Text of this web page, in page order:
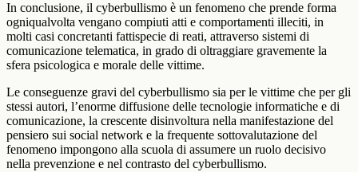
In conclusione, il cyberbullismo è un fenomeno che prende forma
ogniqualvolta vengano compiuti atti e comportamenti illeciti, in
molti casi concretanti fattispecie di reati, attraverso sistemi di
comunicazione telematica, in grado di oltraggiare gravemente la
sfera psicologica e morale delle vittime.
Le conseguenze gravi del cyberbullismo sia per le vittime che per gli
stessi autori, l’enorme diffusione delle tecnologie informatiche e di
comunicazione, la crescente disinvoltura nella manifestazione del
pensiero sui social network e la frequente sottovalutazione del
fenomeno impongono alla scuola di assumere un ruolo decisivo
nella prevenzione e nel contrasto del cyberbullismo.